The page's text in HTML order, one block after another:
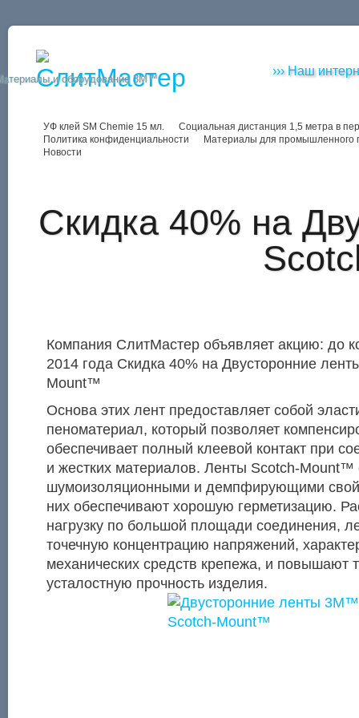
и оборудование 3M™
››› Наш
УФ клей SM Chemie 15 мл.
Социальная дистанция 1,5 метра в
Политика конфиденциальности
Материалы для промышленного
Новости
Скидка 40% на
Компания СлитМастер объявляет акцию: до
2014 года Скидка 40% на Двусторонние
Mount™
Основа этих лент предоставляет собой
пеноматериал, который позволяет
обеспечивает полный клеевой контакт при
и жестких материалов. Ленты Scotch-
шумоизоляционными и демпфирующими
них обеспечивают хорошую герметизацию.
нагрузку по большой площади соединения,
точечную концентрацию напряжений,
механических средств крепежа, и повышают
усталостную прочность изделия.